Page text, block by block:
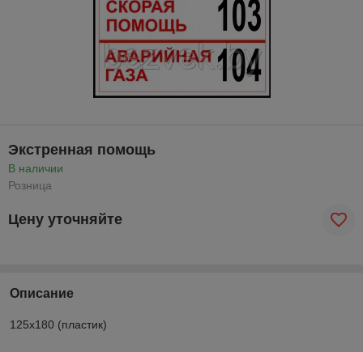
Экстренная помощь
В наличии
Розница
Цену уточняйте
Описание
125х180 (пластик)